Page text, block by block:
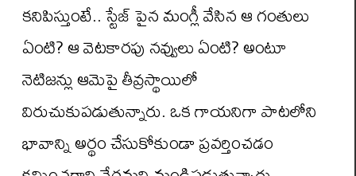
కనిపిస్తుంటే.. స్టేజ్ పైన మంగ్లీ వేసిన ఆ గంతులు
ఏంటి? ఆ వెటకారపు నవ్వులు ఏంటి? అంటూ
నెటిజన్లు ఆమెపై తీవ్రస్థాయిలో
విరుచుకుపడుతున్నారు. ఒక గాయనిగా పాటలోని
భావాన్ని అర్థం చేసుకోకుండా ప్రవర్తించడం